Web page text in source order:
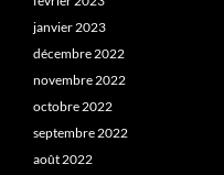
janvier 2023
décembre 2022
novembre 2022
octobre 2022
septembre 2022
août 2022